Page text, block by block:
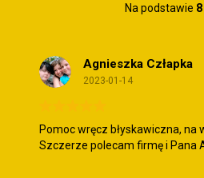
Na podstawie
Agnieszka Człapka
2023-01-14
Pomoc wręcz błyskawiczna, na
Szczerze polecam firmę i Pana